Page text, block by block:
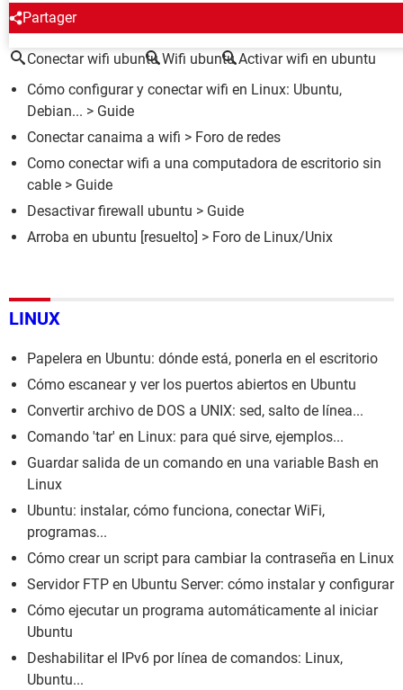
Partager
ALREDEDOR DEL MISMO TEMA
Conectar wifi ubuntu Wifi ubuntu Activar wifi en ubuntu
Cómo configurar y conectar wifi en Linux: Ubuntu,
Debian... > Guide
Conectar canaima a wifi > Foro de redes
Como conectar wifi a una computadora de escritorio sin
cable > Guide
Desactivar firewall ubuntu > Guide
Arroba en ubuntu [resuelto] > Foro de Linux/Unix
LINUX
Papelera en Ubuntu: dónde está, ponerla en el escritorio
Cómo escanear y ver los puertos abiertos en Ubuntu
Convertir archivo de DOS a UNIX: sed, salto de línea...
Comando 'tar' en Linux: para qué sirve, ejemplos...
Guardar salida de un comando en una variable Bash en
Linux
Ubuntu: instalar, cómo funciona, conectar WiFi,
programas...
Cómo crear un script para cambiar la contraseña en Linux
Servidor FTP en Ubuntu Server: cómo instalar y configurar
Cómo ejecutar un programa automáticamente al iniciar
Ubuntu
Deshabilitar el IPv6 por línea de comandos: Linux,
Ubuntu...